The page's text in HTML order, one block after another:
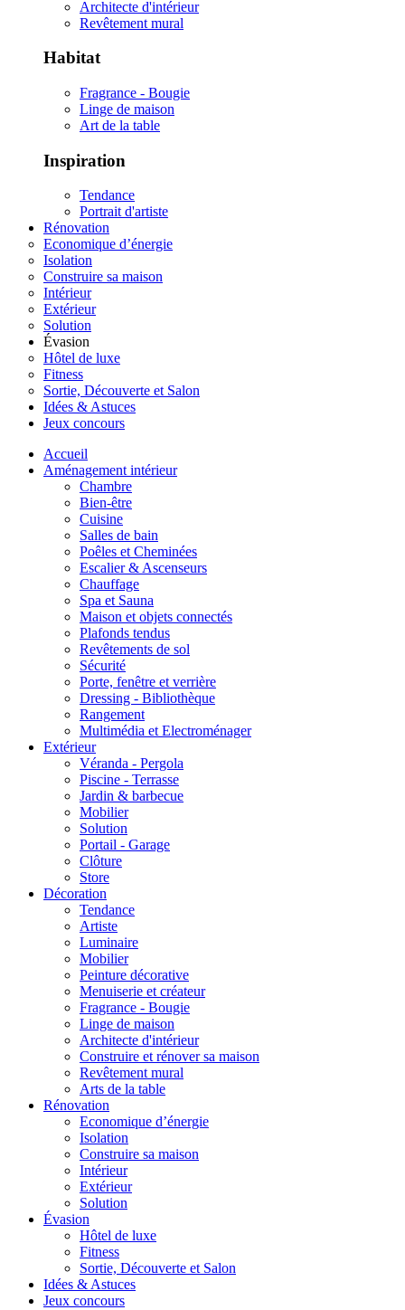
Architecte d'intérieur
Revêtement mural
Habitat
Fragrance - Bougie
Linge de maison
Art de la table
Inspiration
Tendance
Portrait d'artiste
Rénovation
Economique d’énergie
Isolation
Construire sa maison
Intérieur
Extérieur
Solution
Évasion
Hôtel de luxe
Fitness
Sortie, Découverte et Salon
Idées & Astuces
Jeux concours
Accueil
Aménagement intérieur
Chambre
Bien-être
Cuisine
Salles de bain
Poêles et Cheminées
Escalier & Ascenseurs
Chauffage
Spa et Sauna
Maison et objets connectés
Plafonds tendus
Revêtements de sol
Sécurité
Porte, fenêtre et verrière
Dressing - Bibliothèque
Rangement
Multimédia et Electroménager
Extérieur
Véranda - Pergola
Piscine - Terrasse
Jardin & barbecue
Mobilier
Solution
Portail - Garage
Clôture
Store
Décoration
Tendance
Artiste
Luminaire
Mobilier
Peinture décorative
Menuiserie et créateur
Fragrance - Bougie
Linge de maison
Architecte d'intérieur
Construire et rénover sa maison
Revêtement mural
Arts de la table
Rénovation
Economique d’énergie
Isolation
Construire sa maison
Intérieur
Extérieur
Solution
Évasion
Hôtel de luxe
Fitness
Sortie, Découverte et Salon
Idées & Astuces
Jeux concours